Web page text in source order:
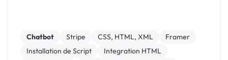
Chatbot Stripe CSS, HTML, XML
Framer
Installation de Script
Integration HTML